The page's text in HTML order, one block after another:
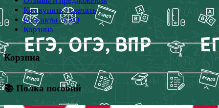
Как купить / скачать
Контакты / FAQ
Корзина
Корзина
📚 Полка пособий